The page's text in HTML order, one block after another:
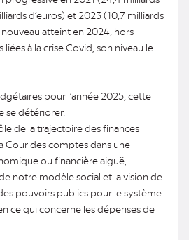
d’euros) et 2023 (10,7 milliards
atteint en 2024, hors
à la crise Covid, son niveau le
pour l’année 2025, cette
se détériorer.
de la trajectoire des finances
Cour des comptes dans une
ou financière aiguë,
notre modèle social et la vision de
pouvoirs publics pour le système
ce qui concerne les dépenses de